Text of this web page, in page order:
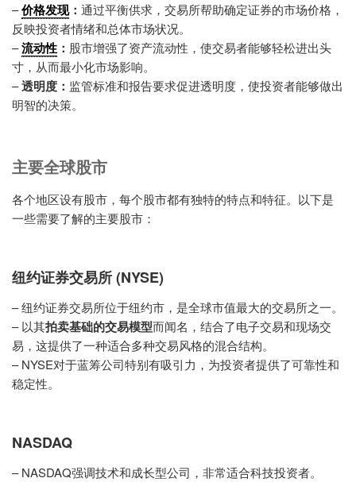
–价格发现： 通过平衡供求，交易所帮助确定证券的市场价格，
反映投资者情绪和总体市场状况。
–流动性 ： 股市增强了资产流动性，使交易者能够轻松进出头
寸，从而最小化市场影响。
–透明度： 监管标准和报告要求促进透明度，使投资者能够做出
明智的决策。
主要全球股市
各个地区设有股市，每个股市都有独特的特点和特征。以下是
一些需要了解的主要股市：
纽约证券交易所 (NYSE)
– 纽约证券交易所位于纽约市，是全球市值最大的交易所之一。
– 以其拍卖基础的交易模型而闻名，结合了电子交易和现场交
易，这提供了一种适合多种交易风格的混合结构。
– NYSE对于蓝筹公司特别有吸引力，为投资者提供了可靠性和
稳定性。
NASDAQ
– NASDAQ强调技术和成长型公司，非常适合科技投资者。